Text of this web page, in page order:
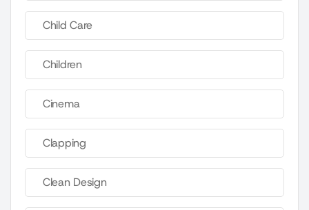
Child Care
Children
Cinema
Clapping
Clean Design